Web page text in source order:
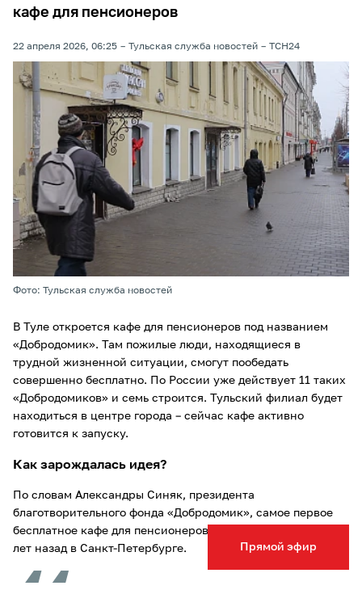
Прямой эфир
кафе для пенсионеров
22 апреля 2026, 06:25 Тульская служба новостей ТСН24
Фото: Тульская служба новостей
В Туле откроется кафе для пенсионеров под названием
«Добродомик». Там пожилые люди, находящиеся в
трудной жизненной ситуации, смогут пообедать
совершенно бесплатно. По России уже действует 11 таких
«Добродомиков» и семь строится. Тульский филиал будет
находиться в центре города – сейчас кафе активно
готовится к запуску.
Как зарождалась идея?
По словам Александры Синяк, президента
благотворительного фонда «Добродомик», самое первое
бесплатное кафе для пенсионеров появилось почти девять
лет назад в Санкт-Петербурге.